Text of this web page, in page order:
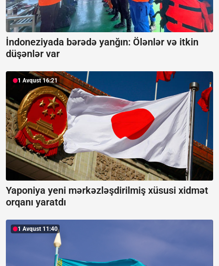
İndoneziyada bərədə yanğın: Ölənlər və itkin
düşənlər var
1 Avqust 16:21
Yaponiya yeni mərkəzləşdirilmiş xüsusi xidmət
orqanı yaratdı
1 Avqust 11:40